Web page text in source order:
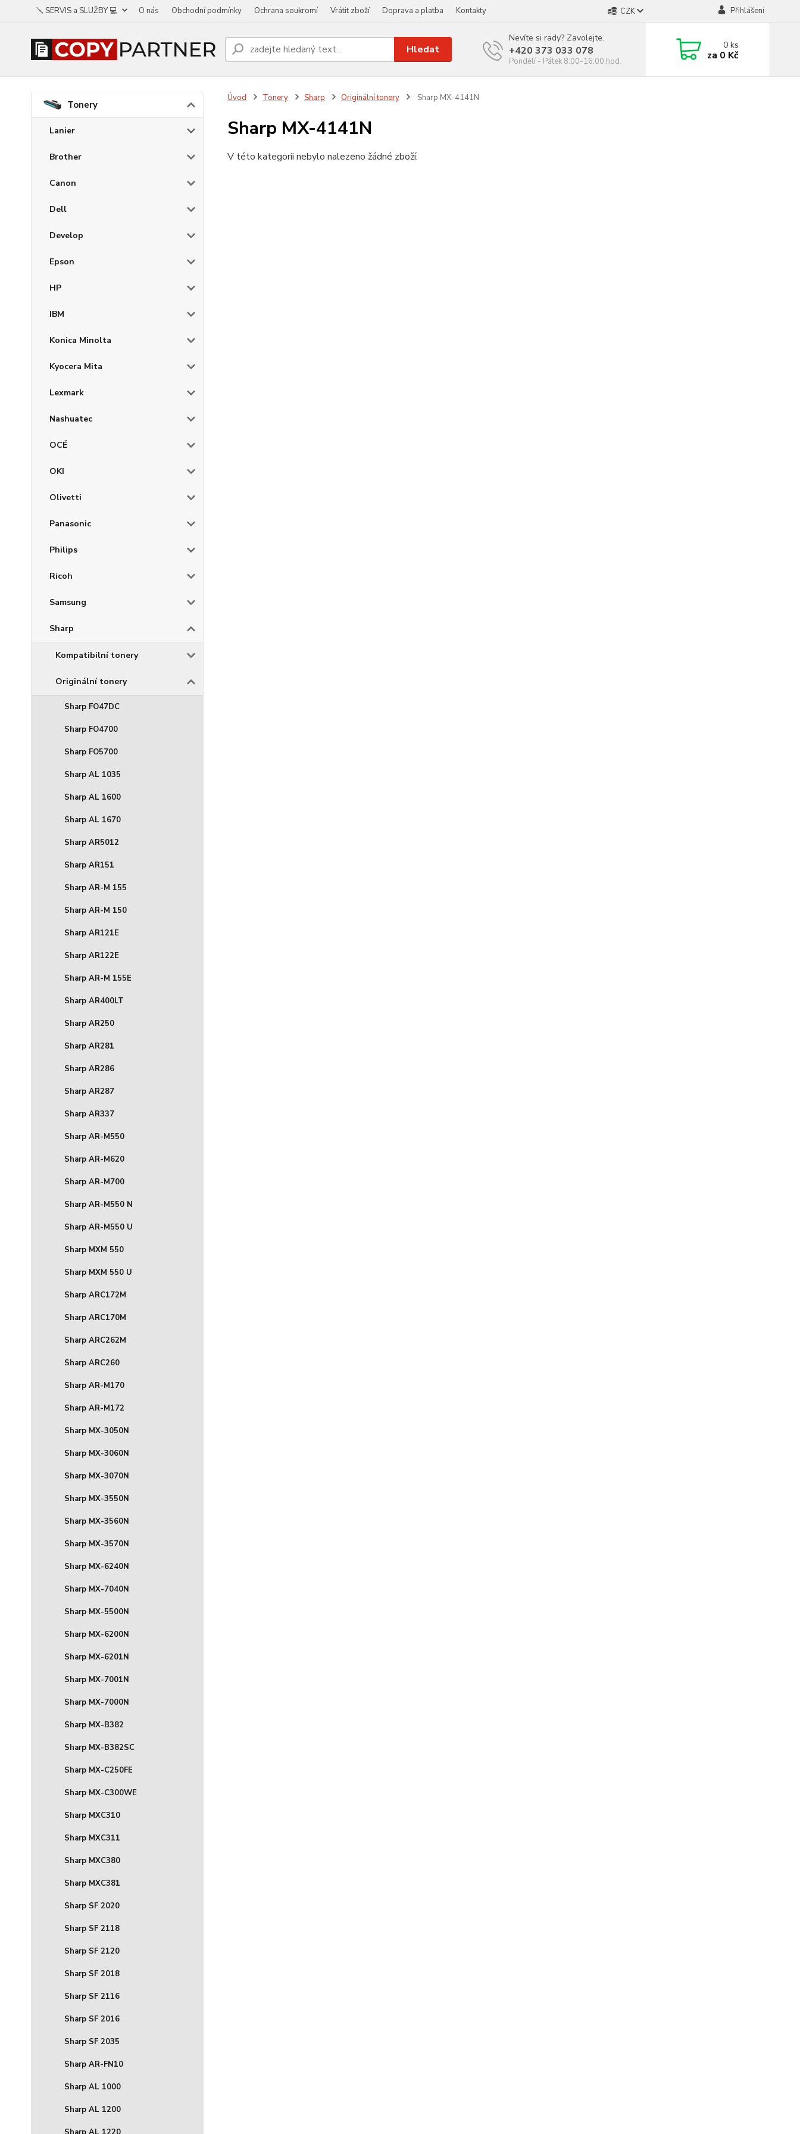
🪛 SERVIS a SLUŽBY 💻 O nás Obchodní podmínky Ochrana soukromí Vrátit zboží Doprava a platba Kontakty CZK Přihlášení
Hledat
Nevíte si rady? Zavolejte.
+420 373 033 078
Pondělí - Pátek 8:00-16:00 hod.
0ks
za 0 Kč
Tonery
Lanier
Brother
Canon
Dell
Develop
Epson
HP
IBM
Konica Minolta
Kyocera Mita
Lexmark
Nashuatec
OCÉ
OKI
Olivetti
Panasonic
Philips
Ricoh
Samsung
Sharp
Kompatibilní tonery
Originální tonery
Sharp FO47DC
Sharp FO4700
Sharp FO5700
Sharp AL 1035
Sharp AL 1600
Sharp AL 1670
Sharp AR5012
Sharp AR151
Sharp AR-M 155
Sharp AR-M 150
Sharp AR121E
Sharp AR122E
Sharp AR-M 155E
Sharp AR400LT
Sharp AR250
Sharp AR281
Sharp AR286
Sharp AR287
Sharp AR337
Sharp AR-M550
Sharp AR-M620
Sharp AR-M700
Sharp AR-M550 N
Sharp AR-M550 U
Sharp MXM 550
Sharp MXM 550 U
Sharp ARC172M
Sharp ARC170M
Sharp ARC262M
Sharp ARC260
Sharp AR-M170
Sharp AR-M172
Sharp MX-3050N
Sharp MX-3060N
Sharp MX-3070N
Sharp MX-3550N
Sharp MX-3560N
Sharp MX-3570N
Sharp MX-6240N
Sharp MX-7040N
Sharp MX-5500N
Sharp MX-6200N
Sharp MX-6201N
Sharp MX-7001N
Sharp MX-7000N
Sharp MX-B382
Sharp MX-B382SC
Sharp MX-C250FE
Sharp MX-C300WE
Sharp MXC310
Sharp MXC311
Sharp MXC380
Sharp MXC381
Sharp SF 2020
Sharp SF 2118
Sharp SF 2120
Sharp SF 2018
Sharp SF 2116
Sharp SF 2016
Sharp SF 2035
Sharp AR-FN10
Sharp AL 1000
Sharp AL 1200
Úvod Tonery Sharp Originální tonery Sharp MX-4141N
Sharp MX-4141N
V této kategorii nebylo nalezeno žádné zboží.